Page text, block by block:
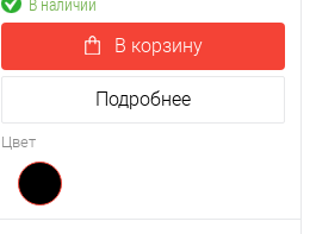
В корзину
Подробнее
Цвет